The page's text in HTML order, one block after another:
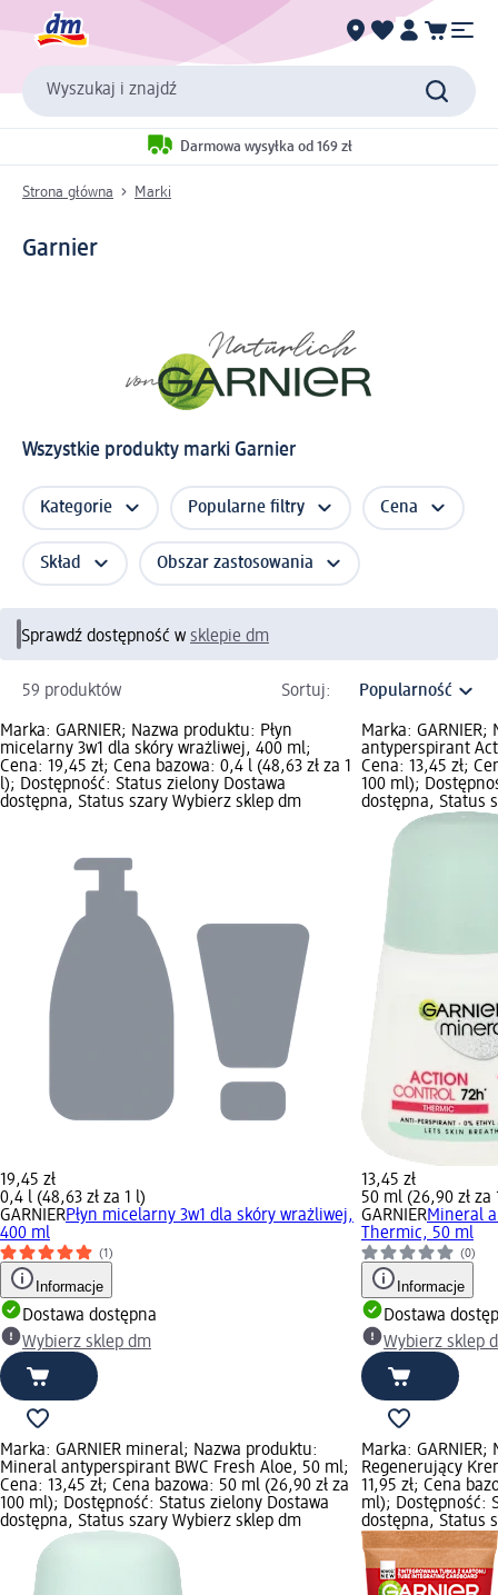
Wyszukaj i znajdź
Darmowa wysyłka od 169 zł
Strona główna Marki
Garnier
Wszystkie produkty marki Garnier
Kategorie Popularne filtry Cena
Skład Obszar zastosowania
Sprawdź dostępność w sklepie dm
59 produktów Sortuj:
Marka: GARNIER; Nazwa produktu: Płyn
micelarny 3w1 dla skóry wrażliwej, 400 ml;
Cena: 19,45 zł; Cena bazowa: 0,4 l (48,63 zł za 1
l); Dostępność: Status zielony Dostawa
dostępna, Status szary Wybierz sklep dm
19,45 zł
0,4 l (48,63 zł za 1 l)
GARNIERPłyn micelarny 3w1 dla skóry wrażliwej,
400 ml
(1)
Informacje
Dostawa dostępna
Wybierz sklep dm
Marka:
antyperspirant
Cena: 13,45 zł;
100 ml);
dostępna, Status
13,45 zł
50 ml (26,90 zł za
GARNIERMineral
Thermic, 50 ml
(0)
Informacje
Dostawa
Wybierz sklep
Marka: GARNIER mineral; Nazwa produktu:
Mineral antyperspirant BWC Fresh Aloe, 50 ml;
Cena: 13,45 zł; Cena bazowa: 50 ml (26,90 zł za
100 ml); Dostępność: Status zielony Dostawa
dostępna, Status szary Wybierz sklep dm
Marka:
Regenerujący
11,95 zł; Cena
ml); Dostępność:
dostępna, Status